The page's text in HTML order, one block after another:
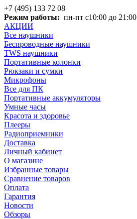
+7 (495) 133 72 08
Режим работы: пн-пт с10:00 до 21:00
АКЦИИ
Все наушники
Беспроводные наушники
TWS наушники
Портативные колонки
Рюкзаки и сумки
Микрофоны
Все для ПК
Портативные аккумуляторы
Умные часы
Красота и здоровье
Плееры
Радиоприемники
Доставка
Личный кабинет
О магазине
Избранные товары
Сравнение товаров
Оплата
Гарантия
Новости
Обзоры